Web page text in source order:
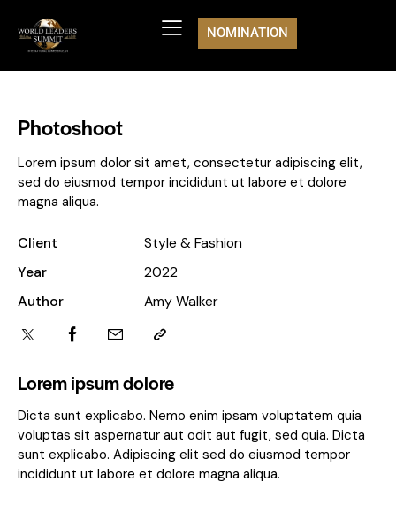
NOMINATION
Photoshoot
Lorem ipsum dolor sit amet, consectetur adipiscing elit,
sed do eiusmod tempor incididunt ut labore et dolore
magna aliqua.
Client
Style & Fashion
Year
2022
Author
Amy Walker
Lorem ipsum dolore
Dicta sunt explicabo. Nemo enim ipsam voluptatem quia
voluptas sit aspernatur aut odit aut fugit, sed quia. Dicta
sunt explicabo. Adipiscing elit sed do eiusmod tempor
incididunt ut labore et dolore magna aliqua.